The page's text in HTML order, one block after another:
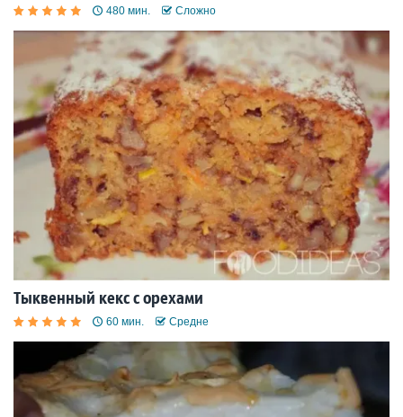
480 мин. Сложно
Тыквенный кекс с орехами
60 мин. Средне